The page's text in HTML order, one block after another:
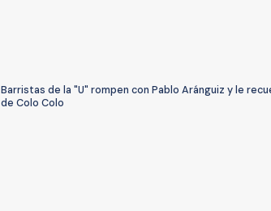
Barristas de la "U" rompen con Pablo Aránguiz y le
de Colo Colo